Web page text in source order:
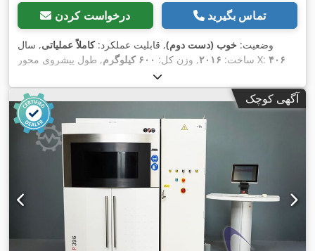
درخواست کردن تماس بگیرید
وضعیت: خوب (دست دوم), قابلیت عملکرد:کاملاً عملیاتی, سال
ساخت: ۲۰۱۶, وزن کل: ۶۰۰ کیلوگرم , طول پیشروی محور X: ۴۰۶
۴۰۶ میلی‌متر,
آگهی کوچک